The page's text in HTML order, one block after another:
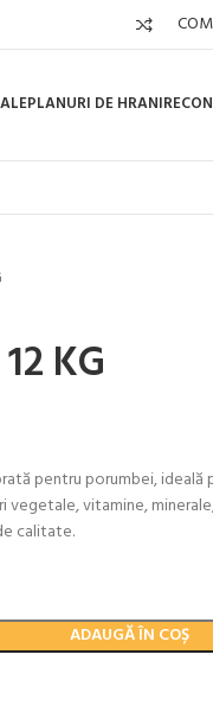
PLANURI DE HRANIRE
KG
pentru porumbei,
vegetale, vitamine,
calitate.
ADAUGĂ ÎN COȘ